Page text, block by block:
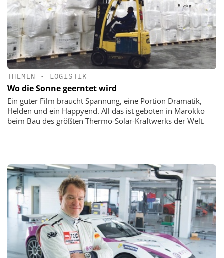
THEMEN • LOGISTIK
Wo die Sonne geerntet wird
Ein guter Film braucht Spannung, eine Portion Dramatik,
Helden und ein Happyend. All das ist geboten in Marokko
beim Bau des größten Thermo-Solar-Kraftwerks der Welt.